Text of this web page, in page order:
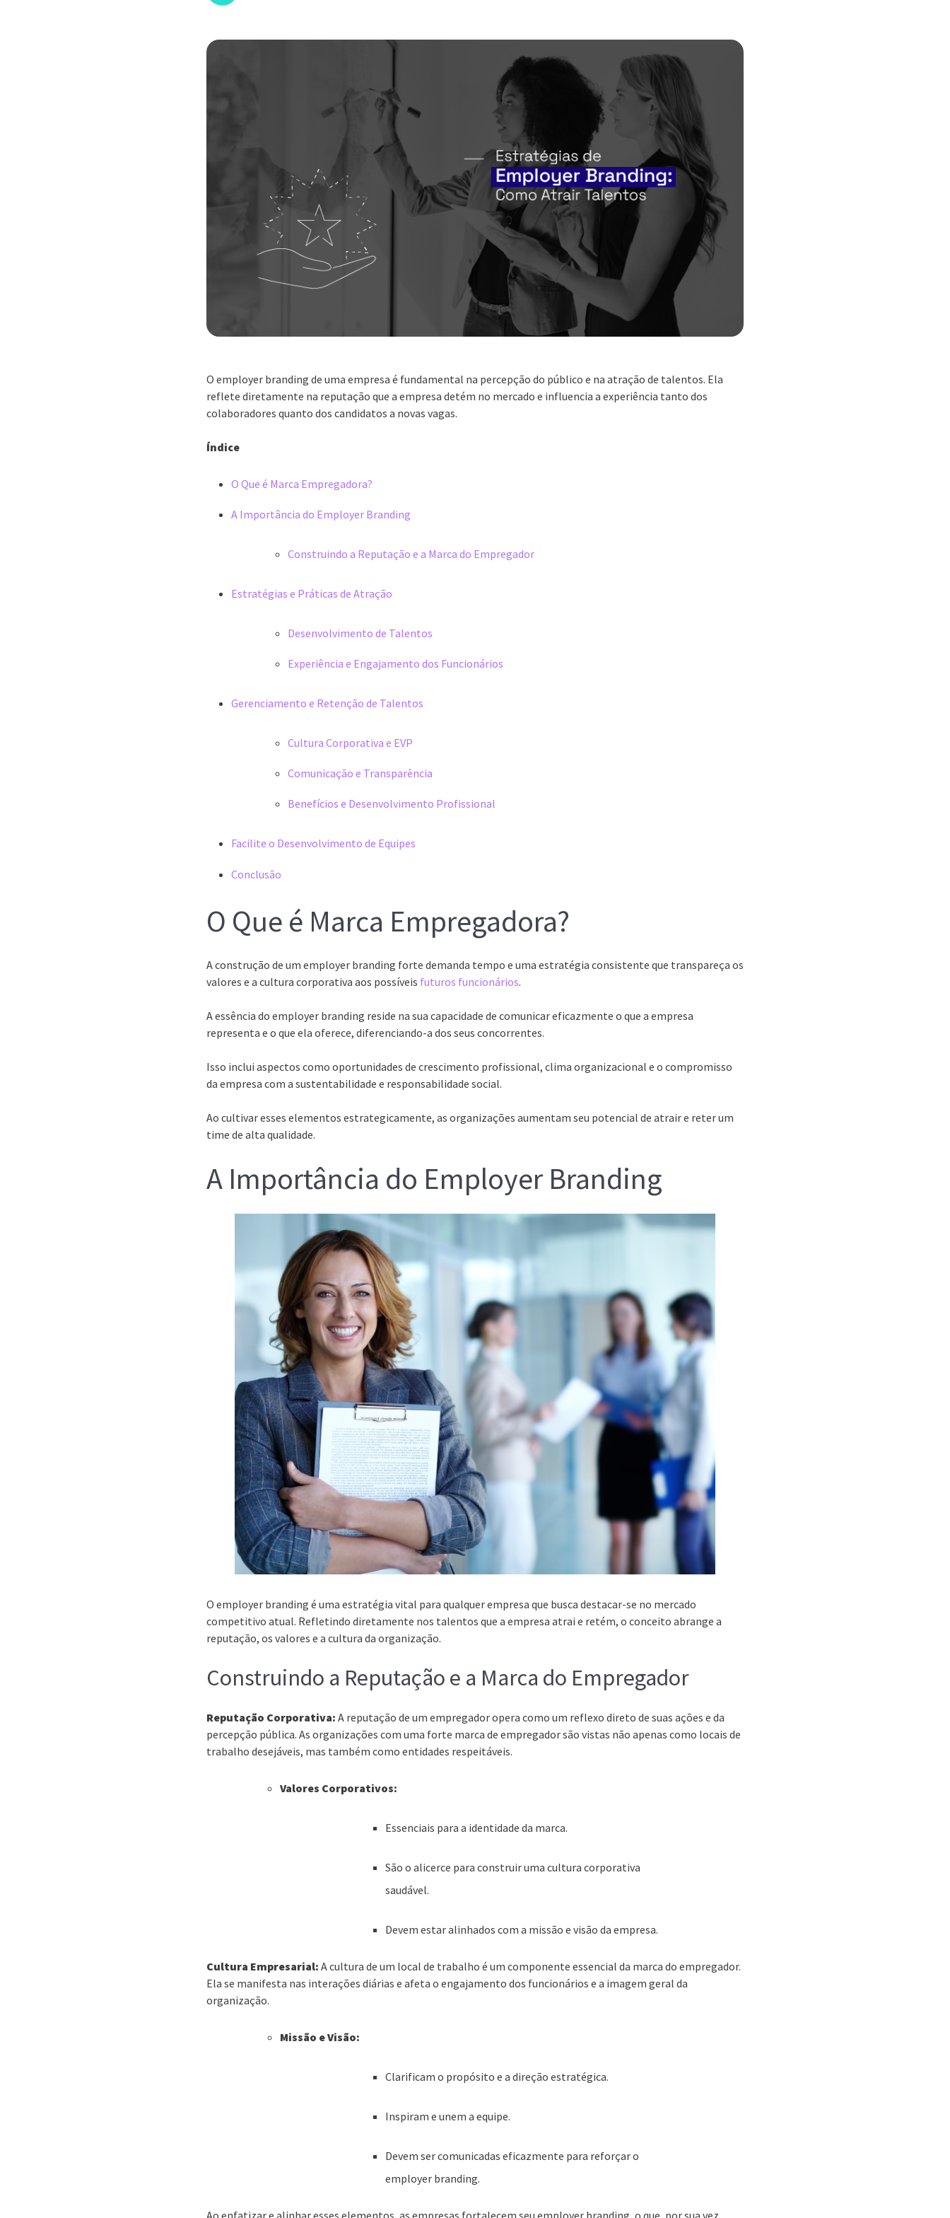
O employer branding de uma empresa é fundamental na percepção do público e na atração de talentos. Ela
reflete diretamente na reputação que a empresa detém no mercado e influencia a experiência tanto dos
colaboradores quanto dos candidatos a novas vagas.
Índice
O Que é Marca Empregadora?
A Importância do Employer Branding
Construindo a Reputação e a Marca do Empregador
Estratégias e Práticas de Atração
Desenvolvimento de Talentos
Experiência e Engajamento dos Funcionários
Gerenciamento e Retenção de Talentos
Cultura Corporativa e EVP
Comunicação e Transparência
Benefícios e Desenvolvimento Profissional
Facilite o Desenvolvimento de Equipes
Conclusão
O Que é Marca Empregadora?
A construção de um employer branding forte demanda tempo e uma estratégia consistente que transpareça os
valores e a cultura corporativa aos possíveis futuros funcionários.
A essência do employer branding reside na sua capacidade de comunicar eficazmente o que a empresa
representa e o que ela oferece, diferenciando-a dos seus concorrentes.
Isso inclui aspectos como oportunidades de crescimento profissional, clima organizacional e o compromisso
da empresa com a sustentabilidade e responsabilidade social.
Ao cultivar esses elementos estrategicamente, as organizações aumentam seu potencial de atrair e reter um
time de alta qualidade.
A Importância do Employer Branding
O employer branding é uma estratégia vital para qualquer empresa que busca destacar-se no mercado
competitivo atual. Refletindo diretamente nos talentos que a empresa atrai e retém, o conceito abrange a
reputação, os valores e a cultura da organização.
Construindo a Reputação e a Marca do Empregador
Reputação Corporativa: A reputação de um empregador opera como um reflexo direto de suas ações e da
percepção pública. As organizações com uma forte marca de empregador são vistas não apenas como locais de
trabalho desejáveis, mas também como entidades respeitáveis.
Valores Corporativos:
Essenciais para a identidade da marca.
São o alicerce para construir uma cultura corporativa
saudável.
Devem estar alinhados com a missão e visão da empresa.
Cultura Empresarial: A cultura de um local de trabalho é um componente essencial da marca do empregador.
Ela se manifesta nas interações diárias e afeta o engajamento dos funcionários e a imagem geral da
organização.
Missão e Visão:
Clarificam o propósito e a direção estratégica.
Inspiram e unem a equipe.
Devem ser comunicadas eficazmente para reforçar o
employer branding.
Ao enfatizar e alinhar esses elementos, as empresas fortalecem seu employer branding, o que, por sua vez,